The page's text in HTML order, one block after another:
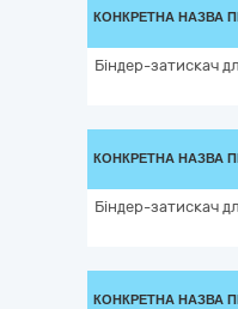
КОНКРЕТНА НАЗВА
Біндер-затискач
КОНКРЕТНА НАЗВА
Біндер-затискач
КОНКРЕТНА НАЗВА